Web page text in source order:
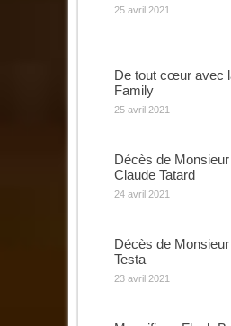
25 avril 2021
De tout cœur avec
Family
25 avril 2021
Décès de
Claude Tatard
24 avril 2021
Décès de
Testa
23 avril 2021